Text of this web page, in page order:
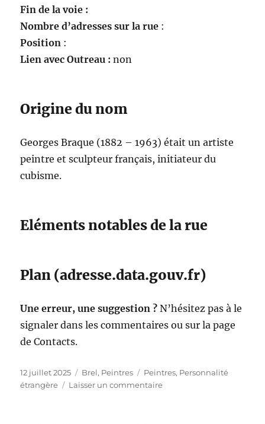
Fin de la voie :
Nombre d’adresses sur la rue :
Position :
Lien avec Outreau : non
Origine du nom
Georges Braque (1882 – 1963) était un artiste
peintre et sculpteur français, initiateur du
cubisme.
Eléments notables de la rue
Plan (adresse.data.gouv.fr)
Une erreur, une suggestion ? N’hésitez pas à le
signaler dans les commentaires ou sur la page
de Contacts.
Publié
le
12 juillet 2025 Catégories
Brel, Peintres Étiquettes
Peintres, Personnalité
étrangère
Laisser un commentairesur